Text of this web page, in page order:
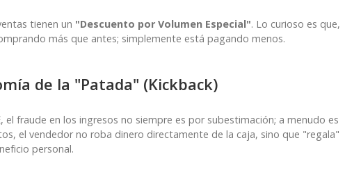
tienen un "Descuento por Volumen Especial". Lo curioso es que,
más que antes; simplemente está pagando menos.
de la "Patada" (Kickback)
el fraude en los ingresos no siempre es por subestimación; a menudo es
el vendedor no roba dinero directamente de la caja, sino que "regala"
personal.